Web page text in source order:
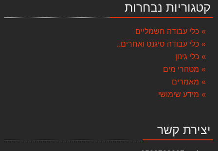
מצנן אוויר עוצמתי אביגיל ACP04D
מכונת שטיפה 150 באר דגם BXPW2200PE
חרמש מנוע בנזין משולב 4 כלים
קטגוריות נבחרות
כלי עבודה חשמליים
כלי עבודה סיגנט ואחרים..
כלי גינון
מטהרי מים
מאמרים
מידע שימושי
יצירת קשר